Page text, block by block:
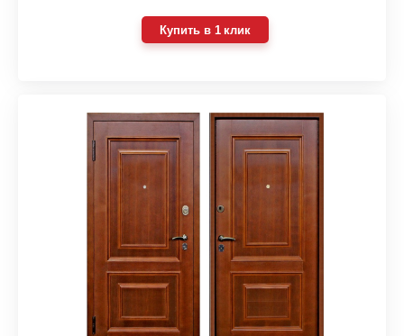
Купить в 1 клик